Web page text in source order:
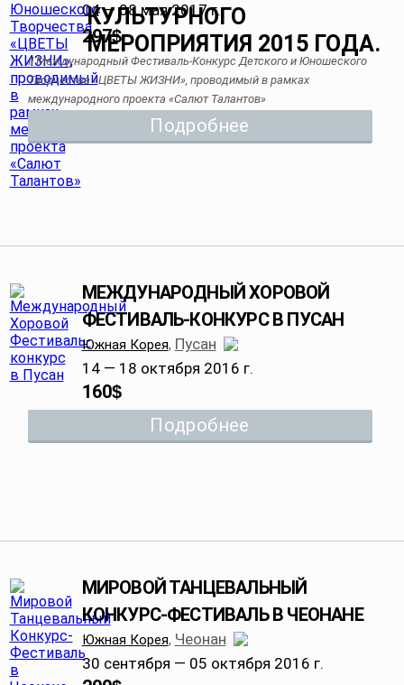
04 — 08 мая 2017 г.
297$
II Международный Фестиваль-Конкурс Детского и Юношеского
Творчества «ЦВЕТЫ ЖИЗНИ», проводимый в рамках
международного проекта «Салют Талантов»
Подробнее
МЕЖДУНАРОДНЫЙ ХОРОВОЙ
ФЕСТИВАЛЬ-КОНКУРС В ПУСАН
Южная Корея, Пусан
14 — 18 октября 2016 г.
160$
Подробнее
МИРОВОЙ ТАНЦЕВАЛЬНЫЙ
КОНКУРС-ФЕСТИВАЛЬ В ЧЕОНАНЕ
Южная Корея, Чеонан
30 сентября — 05 октября 2016 г.